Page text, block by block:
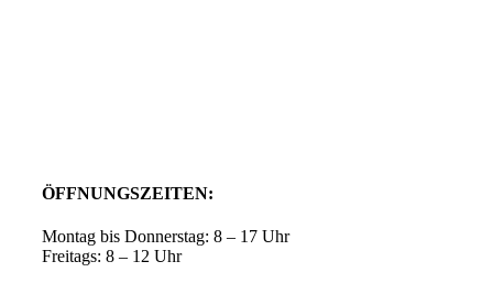
ÖFFNUNGSZEITEN:
Montag bis Donnerstag: 8 – 17 Uhr
Freitags: 8 – 12 Uhr